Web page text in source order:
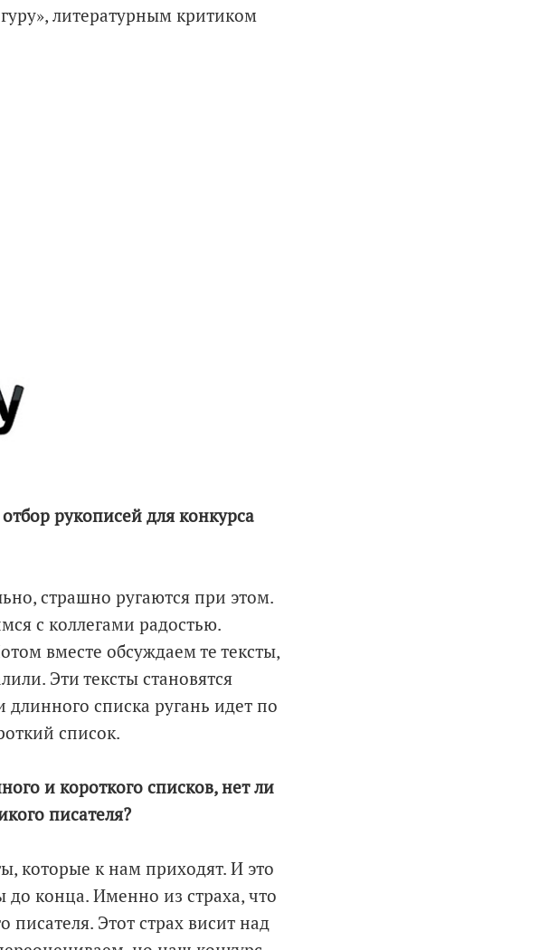
литературным критиком
рукописей для конкурса
страшно ругаются при этом.
с коллегами радостью.
вместе обсуждаем те тексты,
Эти тексты становятся
списка ругань идет по
список.
и короткого списков, нет ли
писателя?
которые к нам приходят. И это
до конца. Именно из страха, что
Этот страх висит над